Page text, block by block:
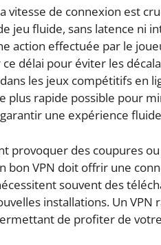
vitesse de connexion est
jeu fluide, sans latence ni
action effectuée par le
délai pour éviter les
les jeux compétitifs en
plus rapide possible pour
une expérience
provoquer des coupures
VPN doit offrir une
souvent des
installations. Un VPN
de profiter de